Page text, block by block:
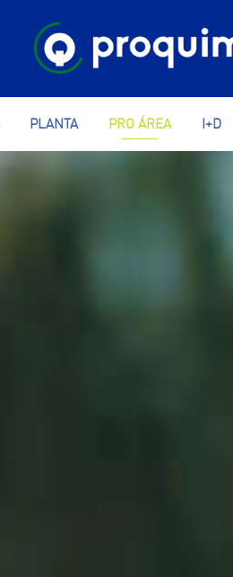
PLANTA PRO ÁREA I+D